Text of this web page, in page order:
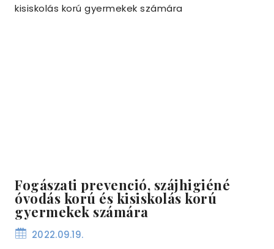
Fogászati prevenció, szájhigiéné
óvodás korú és kisiskolás korú
gyermekek számára
2022.09.19.